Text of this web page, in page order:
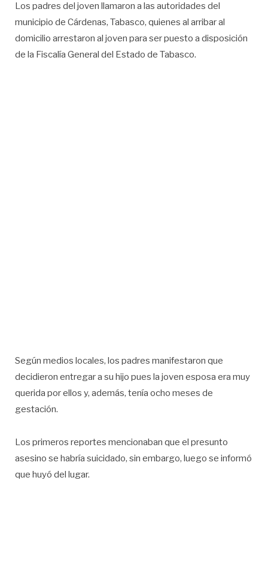
Los padres del joven llamaron a las autoridades del
municipio de Cárdenas, Tabasco, quienes al arribar al
domicilio arrestaron al joven para ser puesto a disposición
de la Fiscalía General del Estado de Tabasco.
Según medios locales, los padres manifestaron que
decidieron entregar a su hijo pues la joven esposa era muy
querida por ellos y, además, tenía ocho meses de
gestación.
Los primeros reportes mencionaban que el presunto
asesino se habría suicidado, sin embargo, luego se informó
que huyó del lugar.